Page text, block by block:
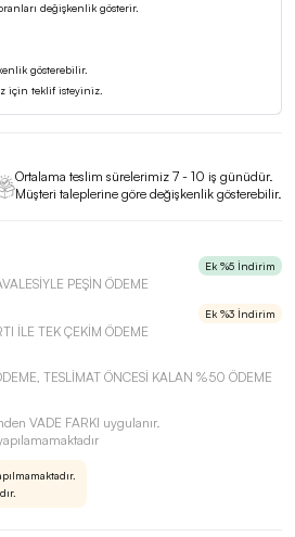
değişkenlik gösterir.
gösterebilir.
için teklif isteyiniz.
Ortalama teslim sürelerimiz 7 - 10 iş günüdür.
Müşteri taleplerine göre değişkenlik gösterebilir.
Ek %5 İndirim
PEŞİN ÖDEME
Ek %3 İndirim
İLE TEK ÇEKİM ÖDEME
TESLİMAT ÖNCESİ KALAN %50 ÖDEME
VADE FARKI uygulanır.